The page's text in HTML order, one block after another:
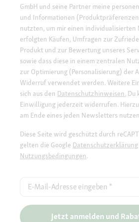
GmbH und seine Partner meine
und Informationen
nutzten, um mir einen individualisierten
erfolgten Käufen, Umfragen zur
Produkt und zur Bewertung unseres
sowie dass diese in einem zentralen
zur Optimierung (Personalisierung) der
Widerruf verwendet werden. Weitere
sich aus den Datenschutzhinweisen. Du
Einwilligung jederzeit widerrufen.
am Ende eines jeden Newsletters
Diese Seite wird geschützt durch
gelten die Google Datenschutzerklärung
Nutzungsbedingungen.
E-Mail-Adresse eingeben *
Jetzt anmelden und